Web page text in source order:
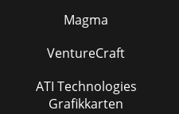
Magma
VentureCraft
ATI Technologies
Grafikkarten